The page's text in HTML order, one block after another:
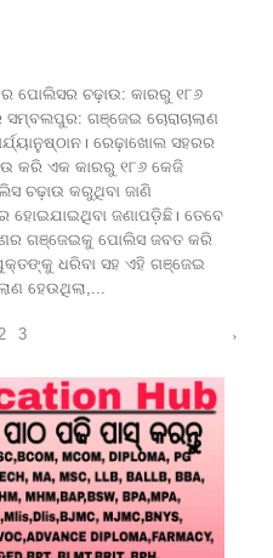
ପୋଲିସର ଚଢ଼ାଉ: କାରରୁ ୧୮୬
ଗଞ୍ଜେଇ ଚୋରାଚାଲାଣ
ରେଢ଼ାଖୋଲ ସହରର
କରି ଏକ କାରରୁ ୧୮୬ କେଜି
ଚଢ଼ାଉ କରୁଥିବା ଜାଣି
ହୋଇଯାଇଥିବା ଜଣାପଡ଼ିଛି। ତେବେ
ଗଞ୍ଜେଇକୁ ପୋଲିସ ଜବତ କରି
ଧରିବା ସହ ଏହି ଗଞ୍ଜେଇ
ହେଉଥିଲା,...
3